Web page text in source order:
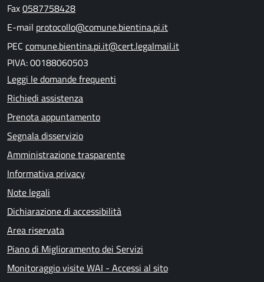
Fax0587758428
E-mail protocollo@comune.bientina.pi.it
PEC comune.bientina.pi.it@cert.legalmail.it
PIVA: 00188060503
Leggi le domande frequenti
Richiedi assistenza
Prenota appuntamento
Segnala disservizio
Amministrazione trasparente
Informativa privacy
Note legali
Dichiarazione di accessibilità
Area riservata
Piano di Miglioramento dei Servizi
Monitoraggio visite WAI - Accessi al sito